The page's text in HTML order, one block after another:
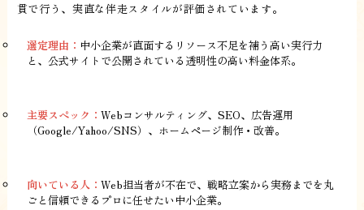
貫で行う、実直な伴走スタイルが評価されています。
選定理由： 中小企業が直面するリソース不足を補う高い実行力
と、公式サイトで公開されている透明性の高い料金体系。
主要スペック： Webコンサルティング、SEO、広告運用
（Google/Yahoo/SNS）、ホームページ制作・改善。
向いている人： Web担当者が不在で、戦略立案から実務までを丸
ごと信頼できるプロに任せたい中小企業。